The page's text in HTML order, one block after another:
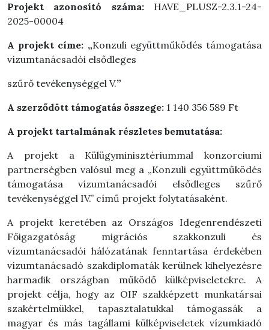
Projekt azonosító száma: HAVE_PLUSZ-2.3.1-24-
2025-00004
A projekt címe: „Konzuli együttműködés támogatása
vízumtanácsadói elsődleges
szűrő tevékenységgel V.”
A szerződött támogatás összege: 1 140 356 589 Ft
A projekt tartalmának részletes bemutatása:
A projekt a Külügyminisztériummal konzorciumi
partnerségben valósul meg a „Konzuli együttműködés
támogatása vízumtanácsadói elsődleges szűrő
tevékenységgel IV.” című projekt folytatásaként.
A projekt keretében az Országos Idegenrendészeti
Főigazgatóság migrációs szakkonzuli és
vízumtanácsadói hálózatának fenntartása érdekében
vízumtanácsadó szakdiplomaták kerülnek kihelyezésre
harmadik országban működő külképviseletekre. A
projekt célja, hogy az OIF szakképzett munkatársai
szakértelmükkel, tapasztalatukkal támogassák a
magyar és más tagállami külképviseletek vízumkiadó